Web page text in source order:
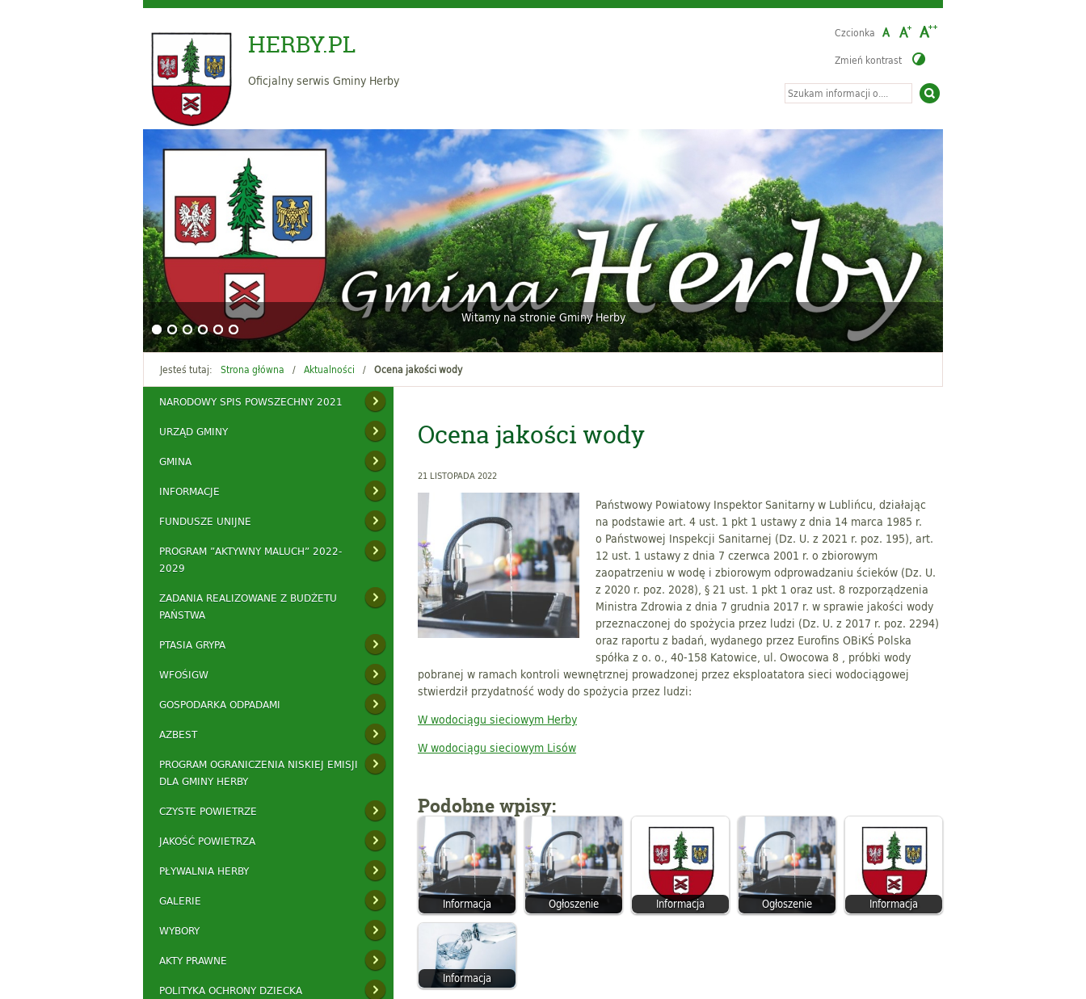
Czcionka
Zmień kontrast
HERBY.PL
Oficjalny serwis Gminy Herby
Witamy na stronie Gminy Herby
Jesteś tutaj: Strona główna Aktualności Ocena jakości wody
NARODOWY SPIS POWSZECHNY 2021
URZĄD GMINY
GMINA
INFORMACJE
FUNDUSZE UNIJNE
PROGRAM ”AKTYWNY MALUCH” 2022-
2029
ZADANIA REALIZOWANE Z BUDŻETU
PAŃSTWA
PTASIA GRYPA
WFOŚIGW
GOSPODARKA ODPADAMI
AZBEST
PROGRAM OGRANICZENIA NISKIEJ EMISJI
DLA GMINY HERBY
CZYSTE POWIETRZE
JAKOŚĆ POWIETRZA
PŁYWALNIA HERBY
GALERIE
WYBORY
AKTY PRAWNE
POLITYKA OCHRONY DZIECKA
Ocena jakości wody
21 LISTOPADA 2022
Państwowy Powiatowy Inspektor Sanitarny w Lublińcu, działając
na podstawie art. 4 ust. 1 pkt 1 ustawy z dnia 14 marca 1985 r.
o Państwowej Inspekcji Sanitarnej (Dz. U. z 2021 r. poz. 195), art.
12 ust. 1 ustawy z dnia 7 czerwca 2001 r. o zbiorowym
zaopatrzeniu w wodę i zbiorowym odprowadzaniu ścieków (Dz. U.
z 2020 r. poz. 2028), § 21 ust. 1 pkt 1 oraz ust. 8 rozporządzenia
Ministra Zdrowia z dnia 7 grudnia 2017 r. w sprawie jakości wody
przeznaczonej do spożycia przez ludzi (Dz. U. z 2017 r. poz. 2294)
oraz raportu z badań, wydanego przez Eurofins OBiKŚ Polska
spółka z o. o., 40-158 Katowice, ul. Owocowa 8 , próbki wody
pobranej w ramach kontroli wewnętrznej prowadzonej przez eksploatatora sieci wodociągowej
stwierdził przydatność wody do spożycia przez ludzi:
W wodociągu sieciowym Herby
W wodociągu sieciowym Lisów
Podobne wpisy:
Informacja Ogłoszenie Informacja Ogłoszenie Informacja
Informacja